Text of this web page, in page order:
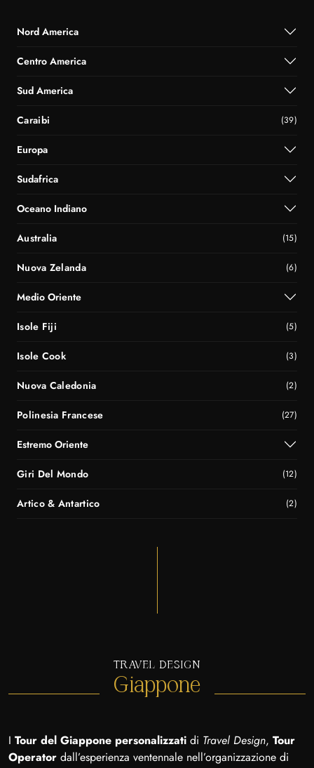
Nord America
Centro America
Sud America
Caraibi (39)
Europa
Sudafrica
Oceano Indiano
Australia (15)
Nuova Zelanda (6)
Medio Oriente
Isole Fiji (5)
Isole Cook (3)
Nuova Caledonia (2)
Polinesia Francese (27)
Estremo Oriente
Giri Del Mondo (12)
Artico & Antartico (2)
TRAVEL DESIGN
Giappone
I Tour del Giappone personalizzati di Travel Design, Tour
Operator dall’esperienza ventennale nell’organizzazione di